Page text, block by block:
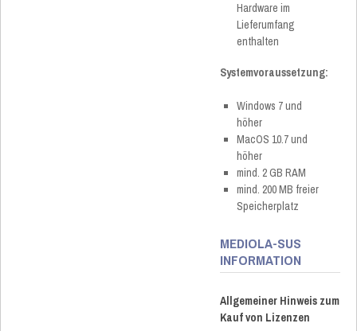
Hardware im
Lieferumfang
enthalten
Systemvoraussetzung:
Windows 7 und
höher
MacOS 10.7 und
höher
mind. 2 GB RAM
mind. 200 MB freier
Speicherplatz
MEDIOLA-SUS
INFORMATION
Allgemeiner Hinweis zum
Kauf von Lizenzen